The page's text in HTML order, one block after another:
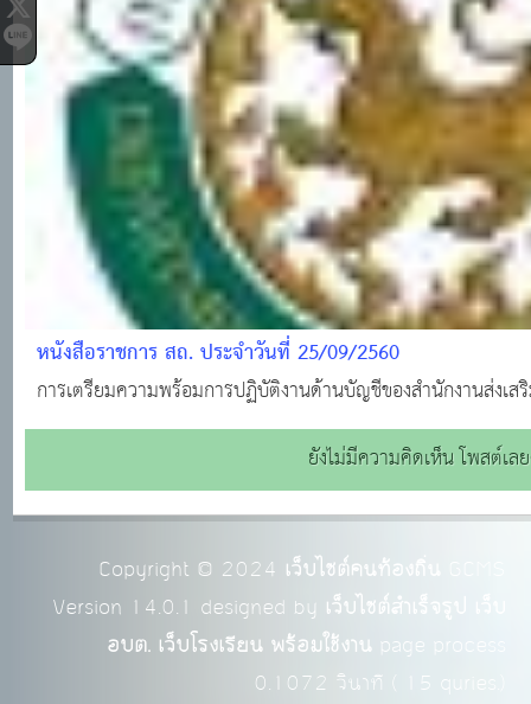
หนังสือราชการ สถ. ประจำวันที่ 25/09/2560
การเตรียมความพร้อมการปฏิบัติงานด้านบัญชีของสำนักงานส่งเ
ยังไม่มีความคิดเห็น โพสต์เล
Copyright © 2024 เว็บไซต์คนท้องถิ่น
Version 14.0.1 designed by เว็บไซต์สำเร็จรูป เว็บ
อบต. เว็บโรงเรียน พร้อมใช้งาน page process
0.1072 วินาที ( 15 quries.)